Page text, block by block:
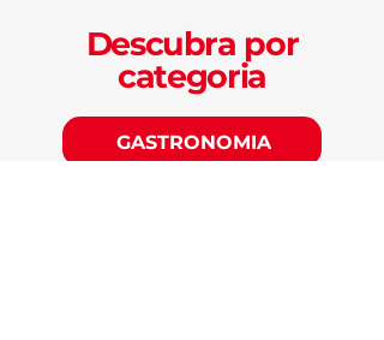
Descubra por
categoria
GASTRONOMIA